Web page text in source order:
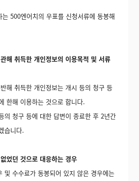
500엔어치의 우표를 신청서류에 동봉해
해 취득한 개인정보의 이용목적 및 서류
해 취득한 개인정보는 개시 등의 청구 등
한해 이용하는 것으로 합니다.
의 청구 등에 대한 답변이 종료한 후 2년간
습니다.
었던 것으로 대응하는 경우
및 수수료가 동봉되어 있지 않은 경우에는